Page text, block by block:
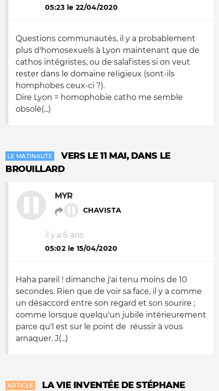
05:23 le 22/04/2020
Questions communautés, il y a probablement
plus d'homosexuels à Lyon maintenant que de
cathos intégristes, ou de salafistes si on veut
rester dans le domaine reIigieux (sont-ils
homphobes ceux-ci ?).
Dire Lyon = homophobie catho me semble
obsolè(...)
LE MATINAUTE
VERS LE 11 MAI, DANS LE
BROUILLARD
MYR
CHAVISTA
il y a 6 ans
05:02 le 15/04/2020
Haha pareil ! dimanche j'ai tenu moins de 10
secondes. Rien que de voir sa face, il y a comme
un désaccord entre son regard et son sourire ;
comme lorsque quelqu'un jubile intérieurement
parce qu'l est sur le point de réussir à vous
arnaquer. J(...)
ARTICLE
LA VIE INVENTÉE DE STÉPHANE